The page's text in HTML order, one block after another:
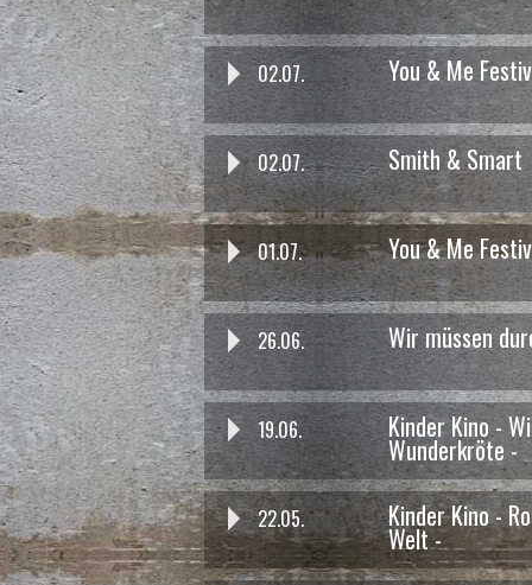
das war am 23.10. um 16:00 Uhr
Rico, Oskar und die
02.07. You & Me
02.07. Smith & Smart
01.07. You & Me
26.06. Wir müssen
19.06. Kinder Kino -
Wunderkröte -
22.05. Kinder Kino -
Welt -